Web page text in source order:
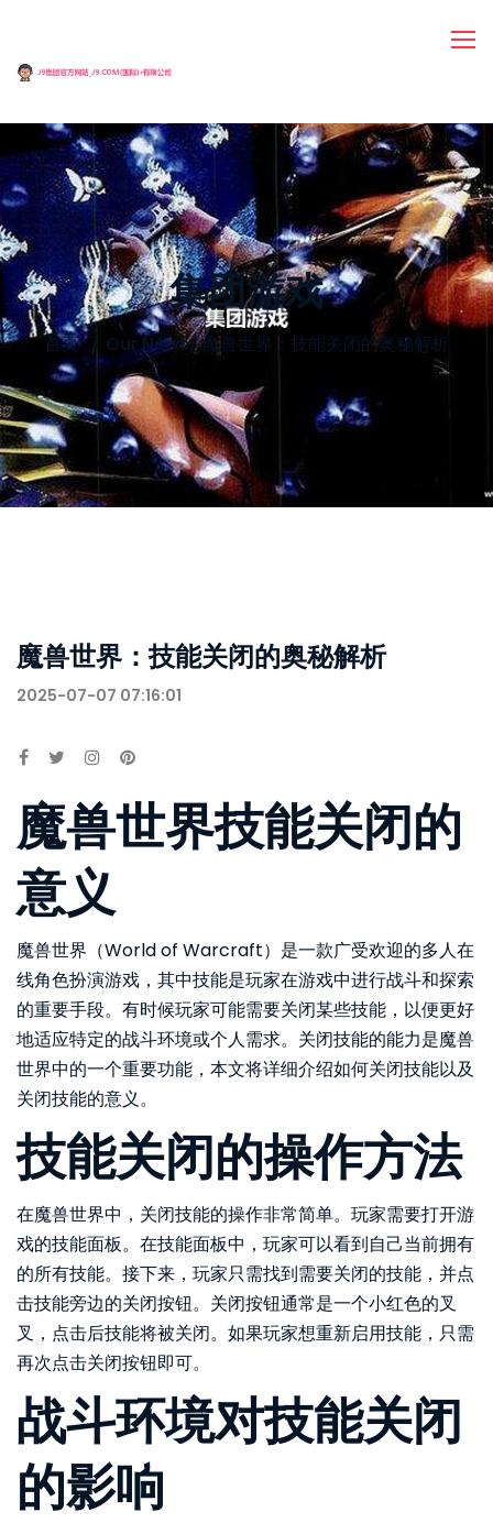
集团游戏
首页 Our News/魔兽世界：技能关闭的奥秘解析
魔兽世界：技能关闭的奥秘解析
2025-07-07 07:16:01
魔兽世界技能关闭的
意义
魔兽世界（World of Warcraft）是一款广受欢迎的多人在
线角色扮演游戏，其中技能是玩家在游戏中进行战斗和探索
的重要手段。有时候玩家可能需要关闭某些技能，以便更好
地适应特定的战斗环境或个人需求。关闭技能的能力是魔兽
世界中的一个重要功能，本文将详细介绍如何关闭技能以及
关闭技能的意义。
技能关闭的操作方法
在魔兽世界中，关闭技能的操作非常简单。玩家需要打开游
戏的技能面板。在技能面板中，玩家可以看到自己当前拥有
的所有技能。接下来，玩家只需找到需要关闭的技能，并点
击技能旁边的关闭按钮。关闭按钮通常是一个小红色的叉
叉，点击后技能将被关闭。如果玩家想重新启用技能，只需
再次点击关闭按钮即可。
战斗环境对技能关闭
的影响